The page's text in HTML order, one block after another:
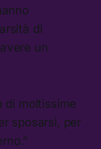
di
un
di moltissime
sposarsi, per